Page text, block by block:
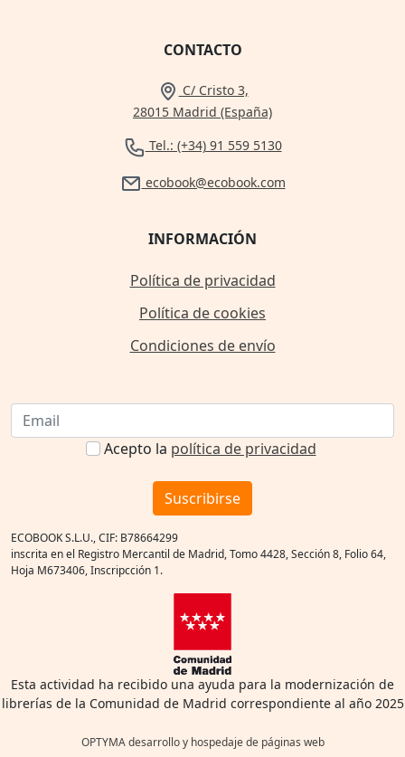
CONTACTO
C/ Cristo 3,
28015 Madrid (España)
Tel.: (+34) 91 559 5130
ecobook@ecobook.com
INFORMACIÓN
Política de privacidad
Política de cookies
Condiciones de envío
Acepto la política de privacidad
Suscribirse
ECOBOOK S.L.U., CIF: B78664299
inscrita en el Registro Mercantil de Madrid, Tomo 4428, Sección 8, Folio 64,
Hoja M673406, Inscripcción 1.
Esta actividad ha recibido una ayuda para la modernización de
librerías de la Comunidad de Madrid correspondiente al año 2025
OPTYMA desarrollo y hospedaje de páginas web